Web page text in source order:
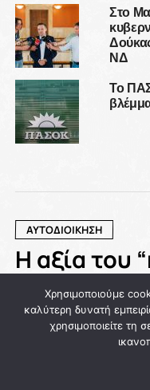
Στο
ΝΔ
Το
ΑΥΤΟΔΙΟΙΚΗΣΗ
Η αξία του
πολιτικού
Χάρη
Χρησιμοποιούμε
καλύτερη δυνατή
χρησιμοποιείτε τη